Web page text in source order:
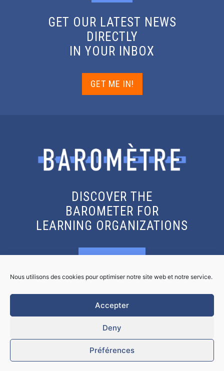
Nous utilisons des cookies pour optimiser notre site web et notre service.
Accepter
Deny
Préférences
GET OUR LATEST NEWS
DIRECTLY
IN YOUR INBOX
GET ME IN!
DISCOVER THE
BAROMETER FOR
LEARNING ORGANIZATIONS
KNOW MORE